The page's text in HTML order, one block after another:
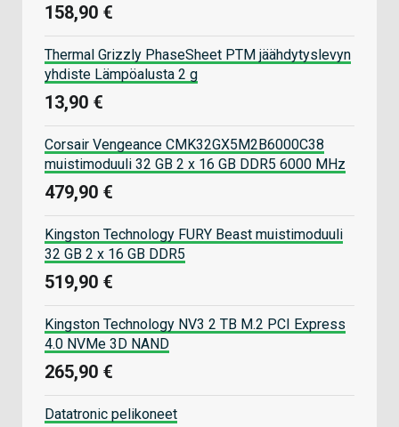
158,90 €
Thermal Grizzly PhaseSheet PTM jäähdytyslevyn
yhdiste Lämpöalusta 2 g
13,90 €
Corsair Vengeance CMK32GX5M2B6000C38
muistimoduuli 32 GB 2 x 16 GB DDR5 6000 MHz
479,90 €
Kingston Technology FURY Beast muistimoduuli
32 GB 2 x 16 GB DDR5
519,90 €
Kingston Technology NV3 2 TB M.2 PCI Express
4.0 NVMe 3D NAND
265,90 €
Datatronic pelikoneet